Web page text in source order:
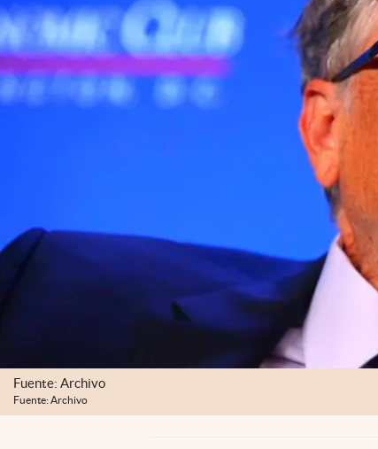
Fuente: Archivo
Fuente: Archivo